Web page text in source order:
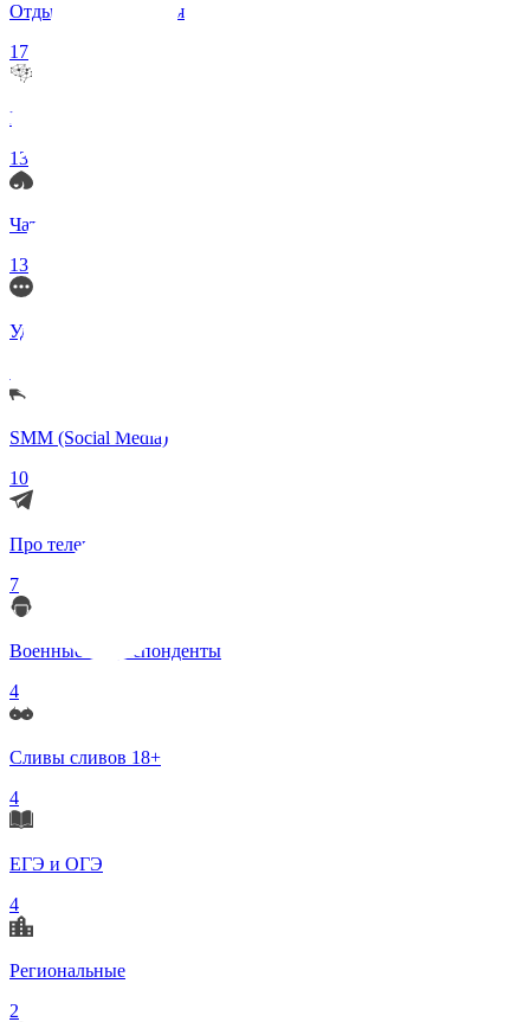
Отдых и Развлечения
17
Нейросети и ИИ
13
Чаты по интересам
13
Удаленка (Работа)
SMM (Social Media)
10
Про телеграмм
7
Военные корреспонденты
4
Сливы сливов 18+
4
ЕГЭ и ОГЭ
4
Региональные
2